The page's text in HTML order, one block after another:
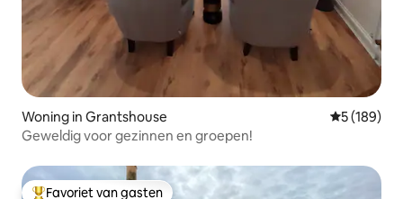
Woning in Grantshouse
5 (189)
Geweldig voor gezinnen en groepen!
Favoriet van gasten